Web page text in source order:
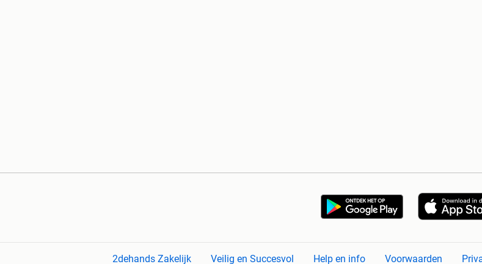
2dehands Zakelijk Veilig en Succesvol Help en info Voorwaarden